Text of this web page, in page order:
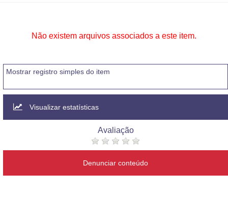
Não existem arquivos associados a este item.
Mostrar registro simples do item
Visualizar estatísticas
Avaliação
Denunciar conteúdo